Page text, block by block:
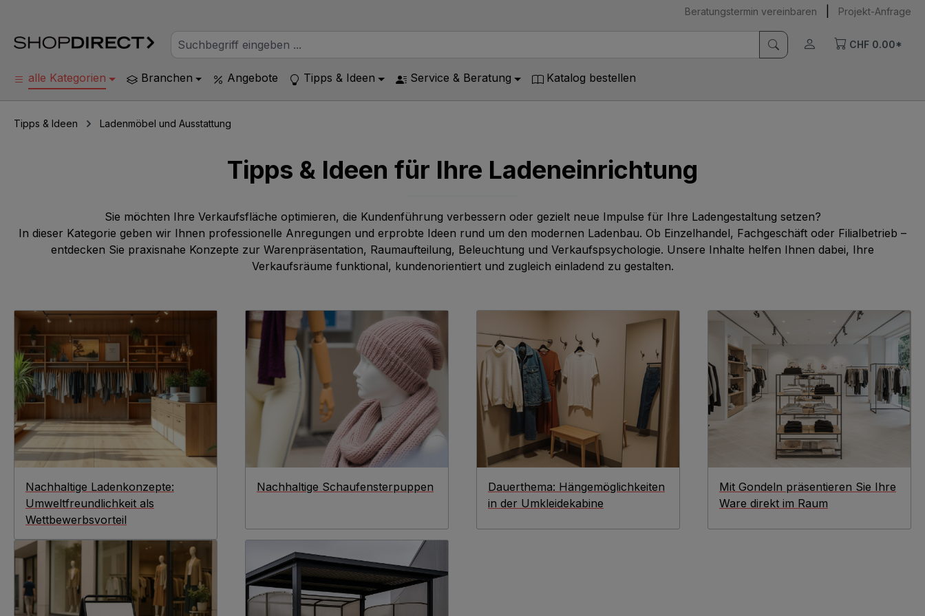
Beratungstermin vereinbaren Projekt-Anfrage
CHF 0.00*
alle Kategorien Branchen Angebote Tipps & Ideen Service & Beratung Katalog bestellen
Tipps & Ideen Ladenmöbel und Ausstattung
Tipps & Ideen für Ihre Ladeneinrichtung
Sie möchten Ihre Verkaufsfläche optimieren, die Kundenführung verbessern oder gezielt neue Impulse für Ihre Ladengestaltung setzen?
In dieser Kategorie geben wir Ihnen professionelle Anregungen und erprobte Ideen rund um den modernen Ladenbau. Ob Einzelhandel, Fachgeschäft oder Filialbetrieb –
entdecken Sie praxisnahe Konzepte zur Warenpräsentation, Raumaufteilung, Beleuchtung und Verkaufspsychologie. Unsere Inhalte helfen Ihnen dabei, Ihre
Verkaufsräume funktional, kundenorientiert und zugleich einladend zu gestalten.
Nachhaltige Ladenkonzepte:
Umweltfreundlichkeit als
Wettbewerbsvorteil
Nachhaltige Schaufensterpuppen
Dauerthema: Hängemöglichkeiten
in der Umkleidekabine
Mit Gondeln präsentieren Sie Ihre
Ware direkt im Raum